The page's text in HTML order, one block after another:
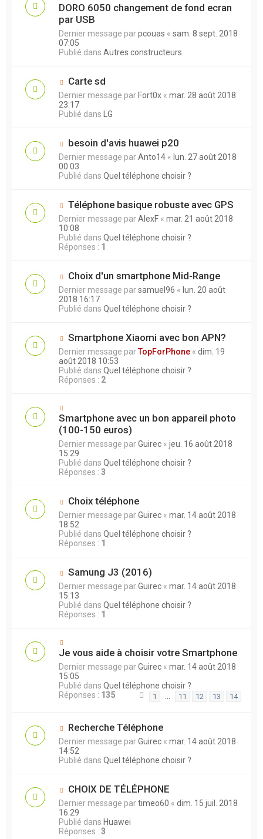
DORO 6050 changement de fond ecran
par USB
Dernier message parpcouas « sam. 8 sept. 2018
07:05
Publié dans Autres constructeurs
Carte sd
Dernier message par Fort0x « mar. 28 août 2018
23:17
Publié dans LG
besoin d'avis huawei p20
Dernier message parAnto14 « lun. 27 août 2018
00:03
Publié dans Quel téléphone choisir ?
Téléphone basique robuste avec GPS
Dernier message parAlexF « mar. 21 août 2018
10:08
Publié dans Quel téléphone choisir ?
Réponses : 1
Choix d'un smartphone Mid-Range
Dernier message parsamuel96 « lun. 20 août
2018 16:17
Publié dans Quel téléphone choisir ?
Smartphone Xiaomi avec bon APN?
Dernier message parTopForPhone « dim. 19
août 2018 10:53
Publié dans Quel téléphone choisir ?
Réponses : 2
Smartphone avec un bon appareil photo
(100-150 euros)
Dernier message parGuirec « jeu. 16 août 2018
15:29
Publié dans Quel téléphone choisir ?
Réponses : 3
Choix téléphone
Dernier message parGuirec « mar. 14 août 2018
18:52
Publié dans Quel téléphone choisir ?
Réponses : 1
Samung J3 (2016)
Dernier message parGuirec « mar. 14 août 2018
15:13
Publié dans Quel téléphone choisir ?
Réponses : 1
Je vous aide à choisir votre Smartphone
Dernier message parGuirec « mar. 14 août 2018
15:05
Publié dans Quel téléphone choisir ?
Réponses : 135 1 11 12 13 14
Recherche Téléphone
Dernier message parGuirec « mar. 14 août 2018
14:52
Publié dans Quel téléphone choisir ?
CHOIX DE TÉLÉPHONE
Dernier message partimeo60 « dim. 15 juil. 2018
16:29
Publié dans Huawei
Réponses : 3